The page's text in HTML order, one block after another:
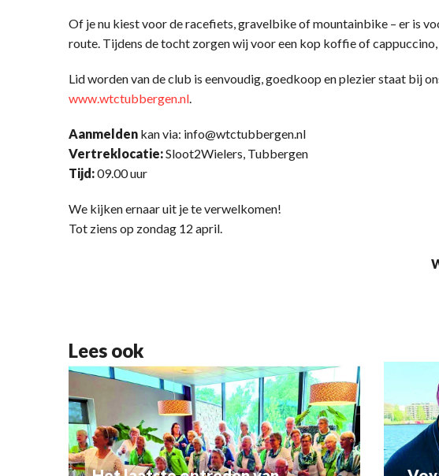
Of je nu kiest voor de racefiets, gravelbike of mountainbike – er is
route. Tijdens de tocht zorgen wij voor een kop koffie of
Lid worden van de club is eenvoudig, goedkoop en plezier staat bij
www.wtctubbergen.nl.
Aanmelden kan via: info@wtctubbergen.nl
Vertreklocatie:Sloot2Wielers, Tubbergen
Tijd:09.00 uur
We kijken ernaar uit je te verwelkomen!
Tot ziens op zondag 12 april.
Lees ook